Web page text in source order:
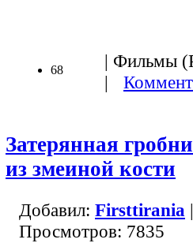
68
| Фильмы
|
Затерянная
из змеиной кости
Добавил: Firsttirania
Просмотров: 7835